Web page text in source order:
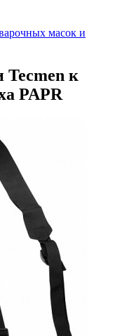
масок и
к
PAPR